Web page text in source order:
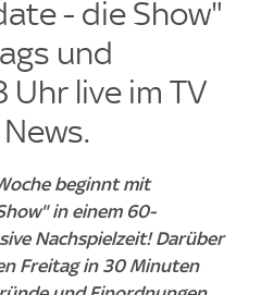
- die Show"
und
live im TV
beginnt mit
in einem 60-
Nachspielzeit! Darüber
Freitag in 30 Minuten